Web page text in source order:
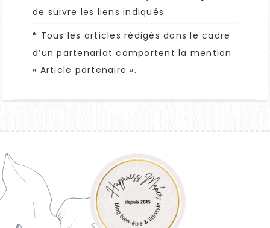
de suivre les liens indiqués
* Tous les articles rédigés dans le cadre
d’un partenariat comportent la mention
« Article partenaire ».